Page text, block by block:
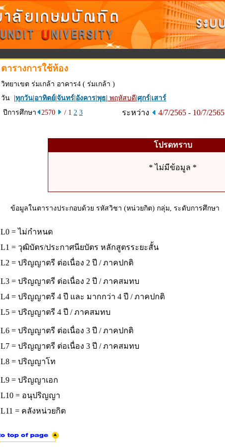
ตารางการใช้ห้อง
วิทยาเขต ร่มเกล้า อาคาร4 ( ร่มเกล้า )
วัน | ทุกวัน อาทิตย์ จันทร์ อังคาร พุธ พฤหัสบดี ศุกร์ เสาร์
ปีการศึกษา
2570 / 1 2 3 ระหว่าง 4/7/2565 - 10/7/2565
โปรดทราบ
* ไม่มีข้อมูล *
ข้อมูลในตารางประกอบด้วย รหัสวิชา (หน่วยกิต) กลุ่ม, ระดับการศึกษา
L0 = ไม่กำหนด
L1 = วุฒิบัตร/ประกาศนียบัตร หลักสูตรระยะสั้น
L2 = ปริญญาตรี ต่อเนื่อง 2 ปี / ภาคปกติ
L3 = ปริญญาตรี ต่อเนื่อง 2 ปี / ภาคสมทบ
L4 = ปริญญาตรี 4 ปี และ มากกว่า 4 ปี / ภาคปกติ
L5 = ปริญญาตรี 4 ปี / ภาคสมทบ
L6 = ปริญญาตรี ต่อเนื่อง 3 ปี / ภาคปกติ
L7 = ปริญญาตรี ต่อเนื่อง 3 ปี / ภาคสมทบ
L8 = ปริญญาโท
L9 = ปริญญาเอก
L10 = อนุปริญญา
L11 = คลังหน่วยกิต